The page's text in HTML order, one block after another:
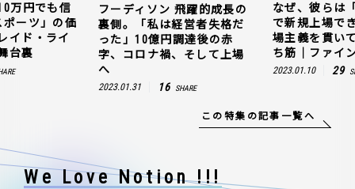
万円でも信
ーツ」の価
イド・ライ
台裏
フーディソン 飛躍的成長の
裏側。「私は経営者失格だ
った」10億円調達後の赤
字、コロナ禍、そして上場
へ
2023.01.31 16 SHARE
なぜ、彼らは
で新規上場で
場主義を貫い
ち筋｜ファイ
2023.01.10 29
この特集の記事一覧へ
We Love Notion !!!